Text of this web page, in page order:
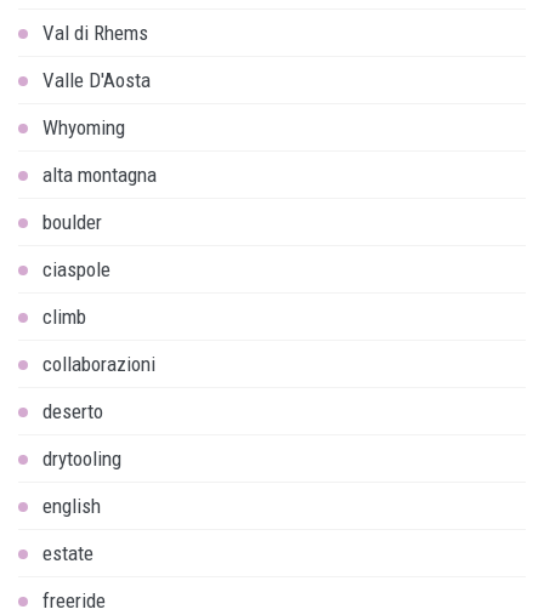
Val di Rhems
Valle D'Aosta
Whyoming
alta montagna
boulder
ciaspole
climb
collaborazioni
deserto
drytooling
english
estate
freeride